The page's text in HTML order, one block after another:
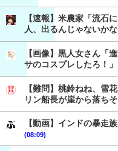
【速報】米農家「流石
人、出るんじゃないか
【画像】黒人女さん「
サのコスプレしたろ！」
【難問】桃鈴ねね、雪
リン船長が崖から落ち
【動画】インドの暴走
(08:09)